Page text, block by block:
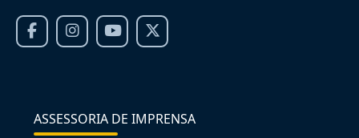
ASSESSORIA DE IMPRENSA